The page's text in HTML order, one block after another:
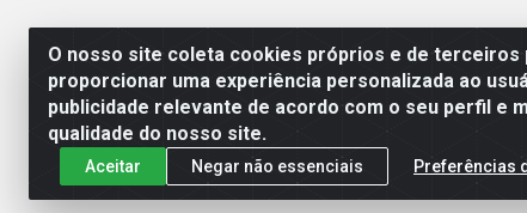
O nosso site coleta cookies próprios e de terceiros
proporcionar uma experiência personalizada ao
publicidade relevante de acordo com o seu perfil e
qualidade do nosso site.
Aceitar Negar não essenciais Preferências
Linhavix Distribuidora LTDA -